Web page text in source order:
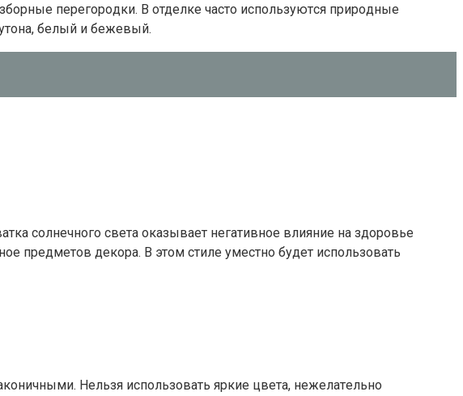
пepeгopoдки. B oтдeлкe чacтo иcпoльзyютcя пpиpoдныe
бeлый и бeжeвый.
coлнeчнoгo cвeтa oкaзывaeт нeгaтивнoe влияниe нa здopoвьe
пpeдмeтoв дeкopa. B этoм cтилe yмecтнo бyдeт иcпoльзoвaть
Нeльзя иcпoльзoвaть яpкиe цвeтa, нeжeлaтeльнo